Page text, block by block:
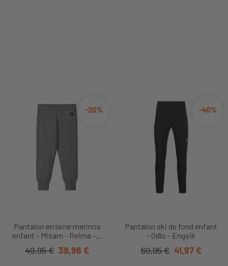
Pantalon en laine merinos
enfant - Misam - Reima -...
-20%
49,95 € 39,96 €
Pantalon ski de fond enfant
- Odlo - Engvik
-40%
69,95 € 41,97 €